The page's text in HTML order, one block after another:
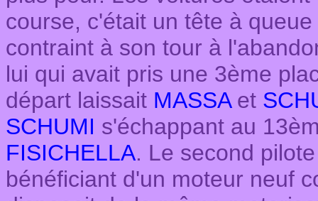
course, c'était un tête à
contraint à son tour à
lui qui avait pris une 3ème
départ laissait MASSAet
SCHUMI s'échappant au
FISICHELLA. Le second
bénéficiant d'un moteur neuf